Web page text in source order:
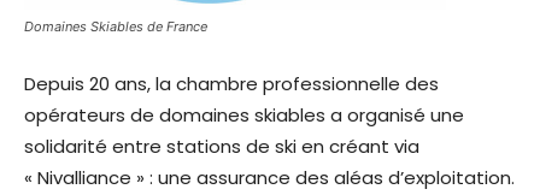
Domaines Skiables de France
Depuis 20 ans, la chambre professionnelle des
opérateurs de domaines skiables a organisé une
solidarité entre stations de ski en créant via
« Nivalliance » : une assurance des aléas d’exploitation.